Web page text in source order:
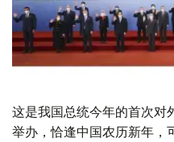
这是我国总统今年的首次对
举办，恰逢中国农历新年，